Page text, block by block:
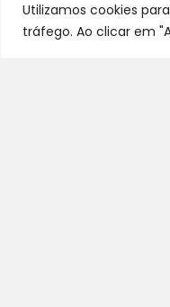
Utilizamos cookies
tráfego. Ao clicar em